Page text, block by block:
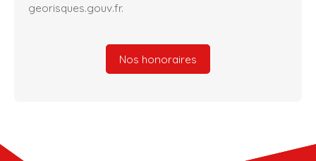
georisques.gouv.fr.
Nos honoraires